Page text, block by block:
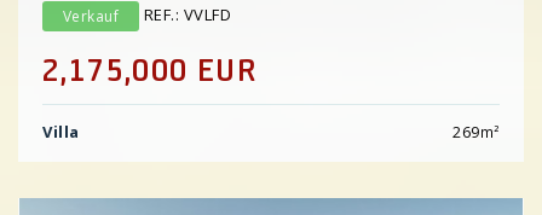
Verkauf REF.: VVLFD
2,175,000 EUR
Villa 269m²